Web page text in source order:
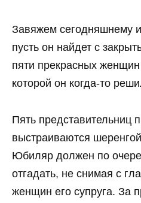
Завяжем сегодняшнему
пусть он найдет с
пяти прекрасных
которой он когда-то
Пять представительниц
выстраиваются
Юбиляр должен по
отгадать, не снимая с
женщин его супруга. За